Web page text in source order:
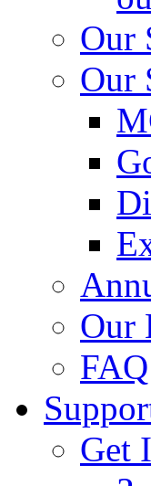
Our
Our
Our
FAQ
Get